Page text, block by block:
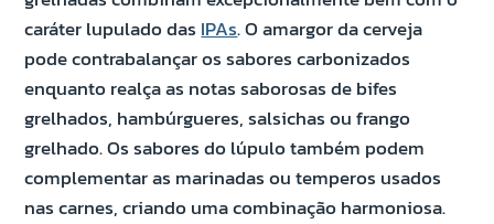
caráter lupulado dasIPAs. O amargor da cerveja
pode contrabalançar os sabores carbonizados
enquanto realça as notas saborosas de bifes
grelhados, hambúrgueres, salsichas ou frango
grelhado. Os sabores do lúpulo também podem
complementar as marinadas ou temperos usados ​​
nas carnes, criando uma combinação harmoniosa.